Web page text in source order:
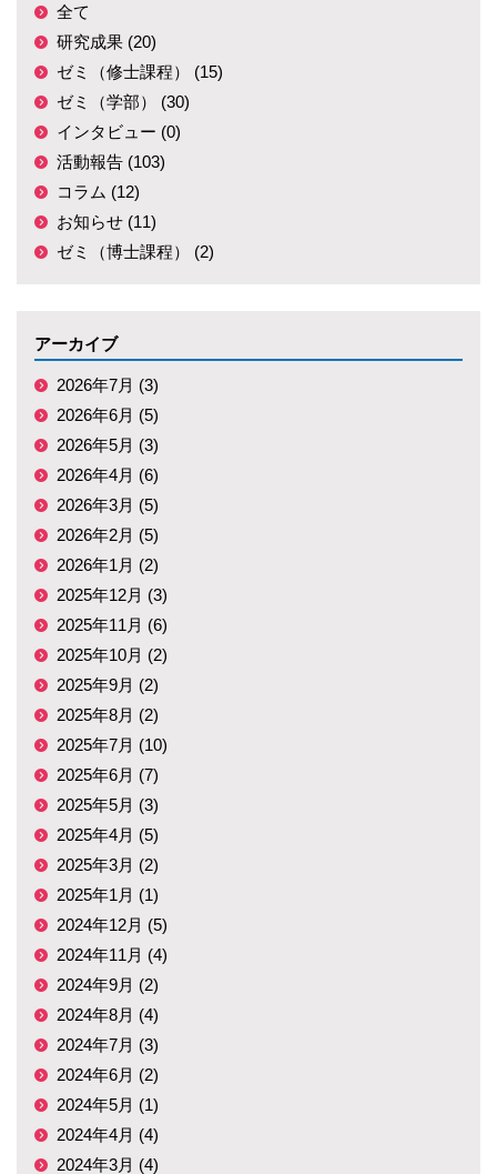
全て
研究成果 (20)
ゼミ（修士課程） (15)
ゼミ（学部） (30)
インタビュー (0)
活動報告 (103)
コラム (12)
お知らせ (11)
ゼミ（博士課程） (2)
アーカイブ
2026年7月 (3)
2026年6月 (5)
2026年5月 (3)
2026年4月 (6)
2026年3月 (5)
2026年2月 (5)
2026年1月 (2)
2025年12月 (3)
2025年11月 (6)
2025年10月 (2)
2025年9月 (2)
2025年8月 (2)
2025年7月 (10)
2025年6月 (7)
2025年5月 (3)
2025年4月 (5)
2025年3月 (2)
2025年1月 (1)
2024年12月 (5)
2024年11月 (4)
2024年9月 (2)
2024年8月 (4)
2024年7月 (3)
2024年6月 (2)
2024年5月 (1)
2024年4月 (4)
2024年3月 (4)